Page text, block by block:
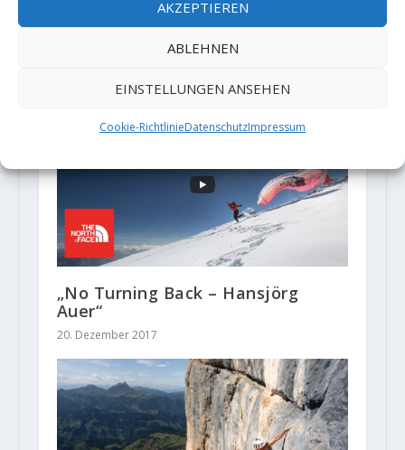
AKZEPTIEREN
ABLEHNEN
EINSTELLUNGEN ANSEHEN
Cookie-RichtlinieDatenschutzImpressum
Video: Michael Piccolruaz holt sich
„No Turning Back – Hansjörg
Auer“
20. Dezember 2017